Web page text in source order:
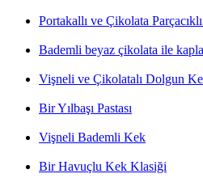
Portakallı ve Çikolata
Bademli beyaz çikolata ile
Vişneli ve Çikolatalı Dolgun
Bir Yılbaşı Pastası
Vişneli Bademli Kek
Bir Havuçlu Kek Klasiği